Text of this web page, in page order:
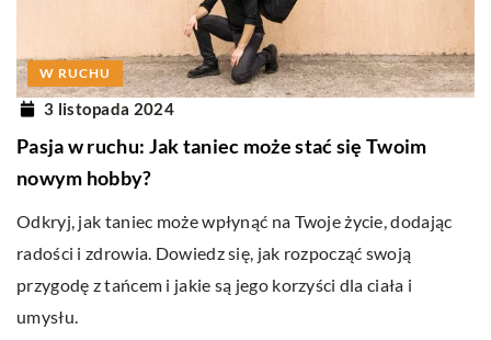
W RUCHU
3 listopada 2024
Pasja w ruchu: Jak taniec może stać się Twoim
nowym hobby?
Odkryj, jak taniec może wpłynąć na Twoje życie, dodając
radości i zdrowia. Dowiedz się, jak rozpocząć swoją
przygodę z tańcem i jakie są jego korzyści dla ciała i
umysłu.